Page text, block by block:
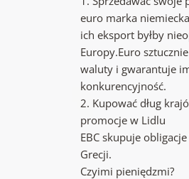
euro marka
ich eksport byłby
Europy.Euro
waluty i gwarantuje
konkurencyjność.
2. Kupować dług
promocje w Lidlu
EBC skupuje
Grecji.
Czyimi pieniędzmi?